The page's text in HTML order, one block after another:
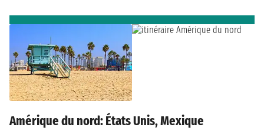
Amérique du nord: États Unis, Mexique